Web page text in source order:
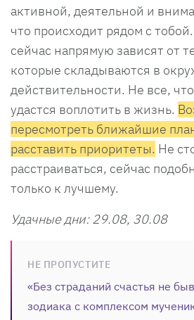
активной, деятельной и
что происходит рядом с
сейчас напрямую зависят от
которые складываются в
действительности. Не все,
удастся воплотить в жизнь.
пересмотреть ближайшие
расставить приоритеты. Не
расстраиваться, сейчас
только к лучшему.
Удачные дни: 29.08, 30.08
НЕ ПРОПУСТИТЕ
«Без страданий счастья не
зодиака с комплексом